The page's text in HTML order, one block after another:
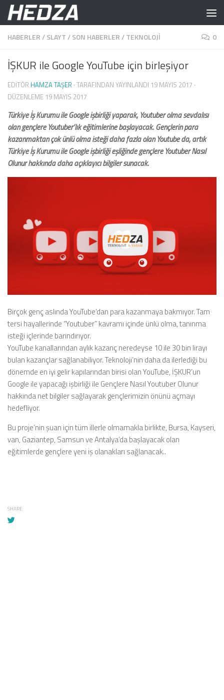
Skip to content
HABERLER/SLAYT/SON HABERLER/TEKNOLOJI 0
İŞKUR ile Google YouTube için birleşiyor
EDITÖR HAMZA TAŞER · TARAFINDAN YAYINLANDI 19 MAYIS 2017 ·
DÜZENLEME 19 MAYIS 2017
Türkiye İş Kurumu ile Google işbirliği yaparak, Youtuber olma sevdalısı
olan gençlere Youtuber’lık eğitimlerine başlayacak. Gençlerin para
kazanmaktan çok ünlü olma isteği daha fazla olan Youtube da, artık
Türkiye İş Kurumu ile Google işbirliği eşliğinde gençlere Youtuber Nasıl
Olunur hakkında daha açıklayıcı bilgiler sunacak.
Birçok genç aslında YouTube’dan para kazanmaya bakmıyor. Tam
tersi hayallerinde “Youtuber” kavramı içinde ünlü olma, tanınma
isteği içlerinde barındırıyor.
YouTube kanallarından aylık kazanç neredeyse 10 ile 30 bin lirayı
bulan kazançlar sağlanabiliyor. Teknoloji’nin daha da ilerlediği bu
dönemde en iyi gelir kapılarından birisi olan YouTube, İŞKUR’un
Google ile yapacağı işbirliği ile Gençlere Nasıl Youtuber Olunur
hakkında net bilgiler sağlayarak gençlerimizin önünü açmayı
hedefliyor.
Bu proje’nin şuan için tüm illerle olmamakla birlikte, Bursa, Kayseri,
van, Gaziantep, Samsun ve Antalya’da başlayacak olan
eğitimlerde gençlere yeni iş olanakları sağlanacak..
SHARE